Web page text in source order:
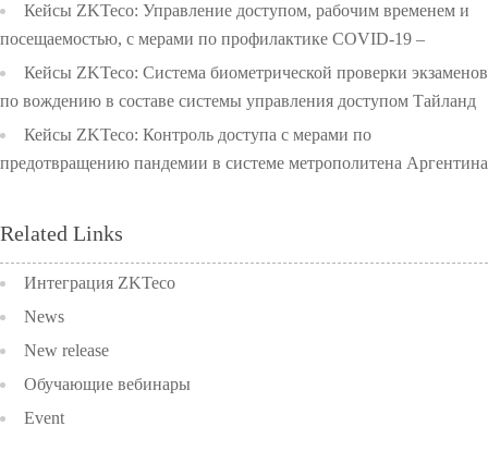
Кейсы ZKTeco: Управление доступом, рабочим временем и
посещаемостью, с мерами по профилактике COVID-19 –
Начальная школа университета Чулалонгкорн, Тайланд
Кейсы ZKTeco: Система биометрической проверки экзаменов
по вождению в составе системы управления доступом Тайланд
Кейсы ZKTeco: Контроль доступа с мерами по
предотвращению пандемии в системе метрополитена Аргентина
Related Links
Интеграция ZKTeco
News
New release
Обучающие вебинары
Event